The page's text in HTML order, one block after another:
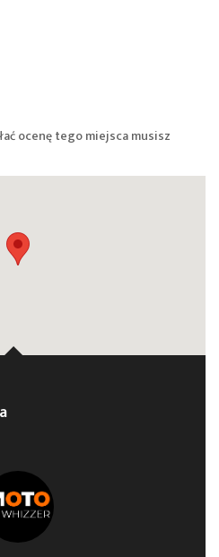
ocenę tego miejsca musisz